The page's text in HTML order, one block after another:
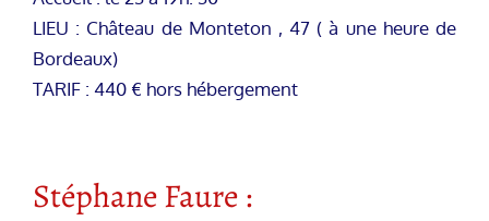
LIEU : Château de Monteton , 47 ( à une heure de
Bordeaux)
TARIF : 440 € hors hébergement
Stéphane Faure :